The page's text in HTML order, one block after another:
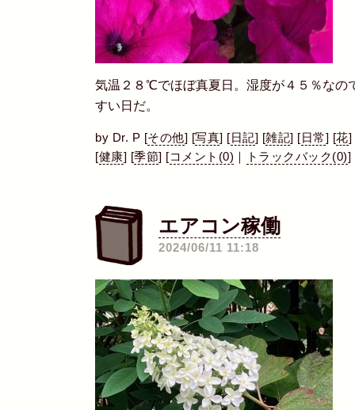
気温２８℃でほぼ真夏日。湿度が４５％なの
すい日だ。
by Dr. P [その他] [写真] [ 日記] [雑記] [ 日常] [花]
[健康] [季節] [コメント(0) トラックバック(0)]
エアコン稼働
2024/06/11 11:18